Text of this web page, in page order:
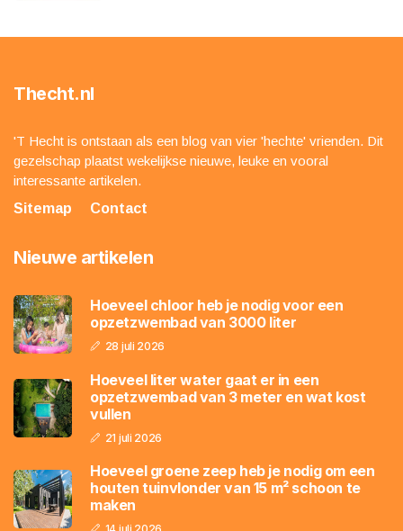
Thecht.nl
'T Hecht is ontstaan als een blog van vier 'hechte' vrienden. Dit
gezelschap plaatst wekelijkse nieuwe, leuke en vooral
interessante artikelen.
Sitemap
Contact
Nieuwe artikelen
Hoeveel chloor heb je nodig voor een
opzetzwembad van 3000 liter
28 juli 2026
Hoeveel liter water gaat er in een
opzetzwembad van 3 meter en wat kost
vullen
21 juli 2026
Hoeveel groene zeep heb je nodig om een
houten tuinvlonder van 15 m² schoon te
maken